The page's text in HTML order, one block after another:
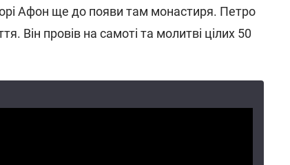
Афон ще до появи там монастиря. Петро
Він провів на самоті та молитві цілих 50